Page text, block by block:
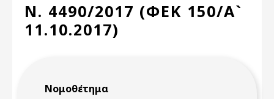
Ν. 4490/2017 (ΦΕΚ 150/Α`
11.10.2017)
Νομοθέτημα